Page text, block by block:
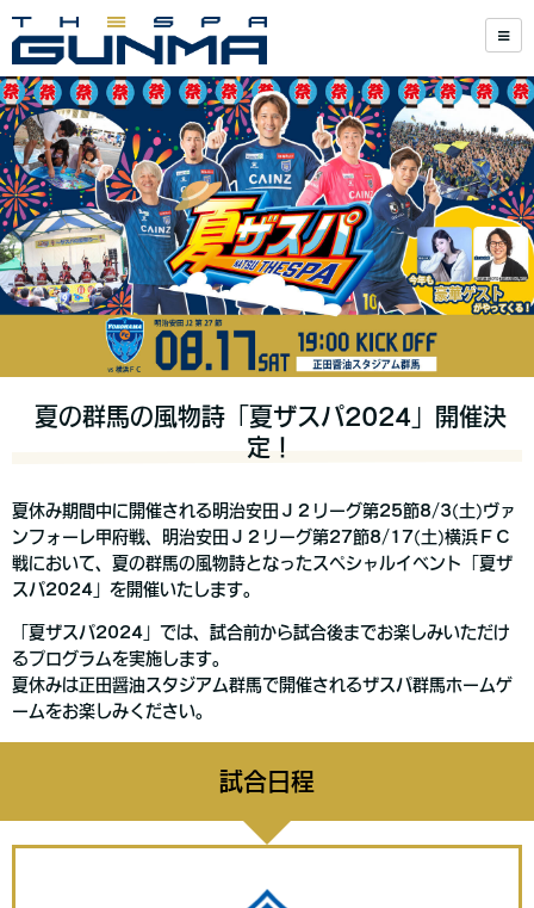
夏の群馬の風物詩「夏ザスパ2024」開催決
定！
夏休み期間中に開催される明治安田Ｊ２リーグ第25節8/3(土)ヴァ
ンフォーレ甲府戦、明治安田Ｊ２リーグ第27節8/17(土)横浜ＦＣ
戦において、夏の群馬の風物詩となったスペシャルイベント「夏ザ
スパ2024」を開催いたします。
「夏ザスパ2024」では、試合前から試合後までお楽しみいただけ
るプログラムを実施します。
夏休みは正田醤油スタジアム群馬で開催されるザスパ群馬ホームゲ
ームをお楽しみください。
試合日程